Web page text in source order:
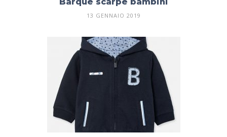
13 GENNAIO 2019